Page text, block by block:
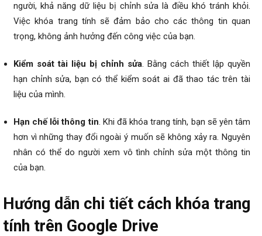
người, khả năng dữ liệu bị chỉnh sửa là điều khó tránh khỏi.
Việc khóa trang tính sẽ đảm bảo cho các thông tin quan
trọng, không ảnh hưởng đến công việc của bạn.
Kiểm soát tài liệu bị chỉnh sửa. Bằng cách thiết lập quyền
hạn chỉnh sửa, bạn có thể kiểm soát ai đã thao tác trên tài
liệu của mình.
Hạn chế lỗi thông tin. Khi đã khóa trang tính, bạn sẽ yên tâm
hơn vì những thay đổi ngoài ý muốn sẽ không xảy ra. Nguyên
nhân có thể do người xem vô tình chỉnh sửa một thông tin
của bạn.
Hướng dẫn chi tiết cách khóa trang
tính trên Google Drive